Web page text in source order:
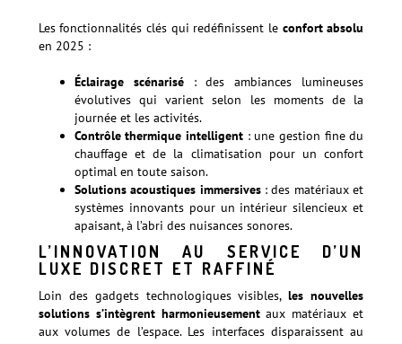
Les fonctionnalités clés qui redéfinissent le confort absolu
en 2025 :
Éclairage scénarisé: des ambiances lumineuses
évolutives qui varient selon les moments de la
journée et les activités.
Contrôle thermique intelligent: une gestion fine du
chauffage et de la climatisation pour un confort
optimal en toute saison.
Solutions acoustiques immersives: des matériaux et
systèmes innovants pour un intérieur silencieux et
apaisant, à l’abri des nuisances sonores.
L’INNOVATION AU SERVICE D’UN
LUXE DISCRET ET RAFFINÉ
Loin des gadgets technologiques visibles,les nouvelles
solutions s’intègrent harmonieusementaux matériaux et
aux volumes de l’espace. Les interfaces disparaissent au